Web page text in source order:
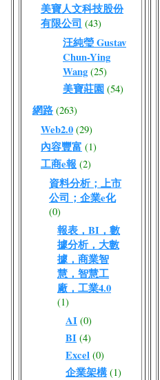
美寶人文科技股份
有限公司 (43)
汪純瑩 Gustav
Chun-Ying
Wang (25)
美寶莊園 (54)
網路 (263)
Web2.0 (29)
內容豐富 (1)
工商e報 (2)
資料分析；上市
公司；企業e化
(0)
報表，BI，數
據分析，大數
據，商業智
慧，智慧工
廠，工業4.0
(1)
AI (0)
BI (4)
Excel (0)
企業架構 (1)